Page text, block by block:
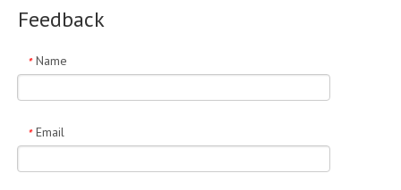
Feedback
* Name
* Email